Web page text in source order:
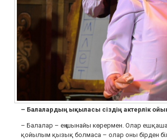
– Балалардың ықыласы сіздің актерлік
– Балалар – ең шынайы көрермен. Олар ешқашан
қойылым қызық болмаса – олар оны бірден